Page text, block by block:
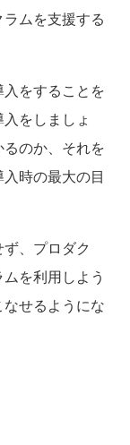
ムを支援する
をすることを
をしましょ
のか、それを
時の最大の目
、プロダク
を利用しよう
せるようにな